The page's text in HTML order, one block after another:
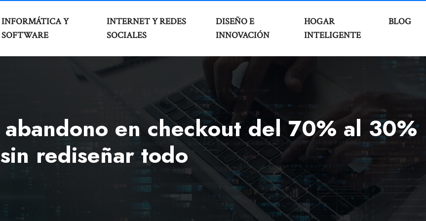
INFORMÁTICA Y
SOFTWARE
INTERNET Y REDES
SOCIALES
DISEÑO E
INNOVACIÓN
HOGAR
INTELIGENTE
BLOG
en checkout del 70% al 30%
sin rediseñar todo